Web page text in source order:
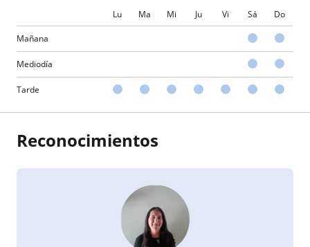
Lu Ma Mi Ju Vi Sá Do
Mañana
Mediodía
Tarde
Reconocimientos